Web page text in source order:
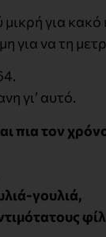
μικρή για κακό
για να τη
γι’ αυτό.
πια τον
γουλιά,